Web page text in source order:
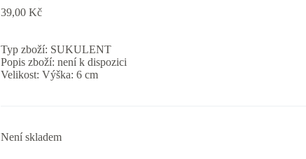
39,00Kč
Typ zboží: SUKULENT
Popis zboží: není k dispozici
Velikost: Výška: 6 cm
Není skladem